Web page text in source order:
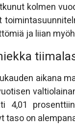
kolmen
ja liian
aikana
4,01
taso on